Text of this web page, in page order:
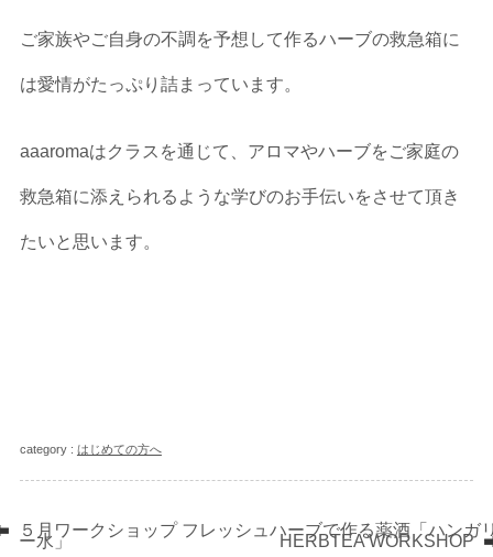
ご家族やご自身の不調を予想して作るハーブの救急箱に
は愛情がたっぷり詰まっています。
aaaromaはクラスを通じて、アロマやハーブをご家庭の
救急箱に添えられるような学びのお手伝いをさせて頂き
たいと思います。
category : はじめての方へ
５月ワークショップ フレッシュハーブで作る薬酒「ハンガ
ー水」 HERBTEA WORKSHOP